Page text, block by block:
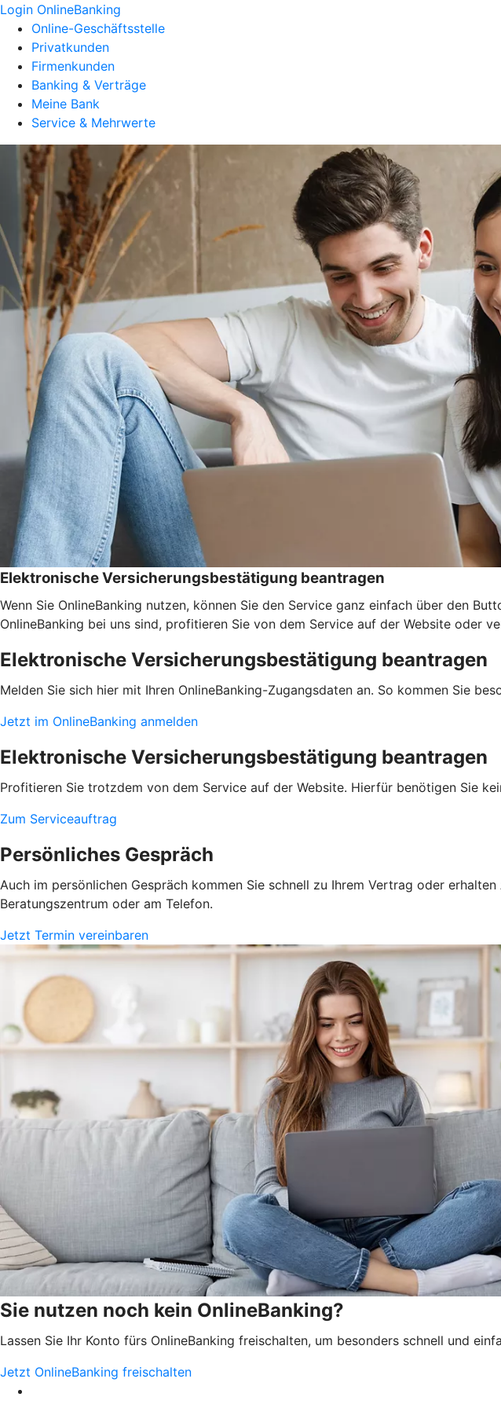
Login OnlineBanking
Online-Geschäftsstelle
Privatkunden
Firmenkunden
Banking & Verträge
Meine Bank
Service & Mehrwerte
Elektronische Versicherungsbestätigung beantragen
Wenn Sie OnlineBanking nutzen, können Sie den Service ganz einfach über den
OnlineBanking bei uns sind, profitieren Sie von dem Service auf der Website oder
Elektronische Versicherungsbestätigung beantragen
Melden Sie sich hier mit Ihren OnlineBanking-Zugangsdaten an. So kommen Sie
Jetzt im OnlineBanking anmelden
Elektronische Versicherungsbestätigung beantragen
Profitieren Sie trotzdem von dem Service auf der Website. Hierfür benötigen Sie
Zum Serviceauftrag
Persönliches Gespräch
Auch im persönlichen Gespräch kommen Sie schnell zu Ihrem Vertrag oder
Beratungszentrum oder am Telefon.
Jetzt Termin vereinbaren
Sie nutzen noch kein OnlineBanking?
Lassen Sie Ihr Konto fürs OnlineBanking freischalten, um besonders schnell und
Jetzt OnlineBanking freischalten